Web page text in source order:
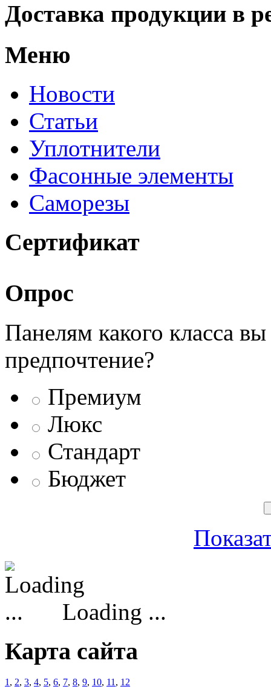
Доставка продукции в
Меню
Новости
Статьи
Уплотнители
Фасонные элементы
Саморезы
Сертификат
Опрос
Панелям какого класса
предпочтение?
Премиум
Люкс
Стандарт
Бюджет
Loading ...
Карта сайта
1 , 2, 3, 4, 5, 6, 7, 8, 9, 10, 11 , 12